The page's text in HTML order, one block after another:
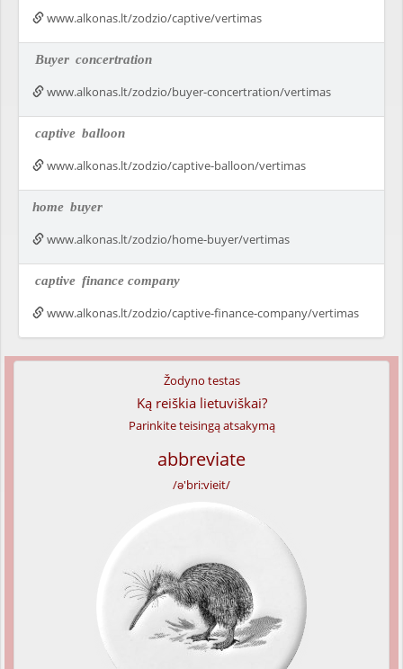
www.alkonas.lt/zodzio/captive/vertimas
Buyer concertration
www.alkonas.lt/zodzio/buyer-concertration/vertimas
captive balloon
www.alkonas.lt/zodzio/captive-balloon/vertimas
home buyer
www.alkonas.lt/zodzio/home-buyer/vertimas
captive finance company
www.alkonas.lt/zodzio/captive-finance-company/vertimas
Žodyno testas
Ką reiškia lietuviškai?
Parinkite teisingą atsakymą
abbreviate
/ə'bri:vieit/